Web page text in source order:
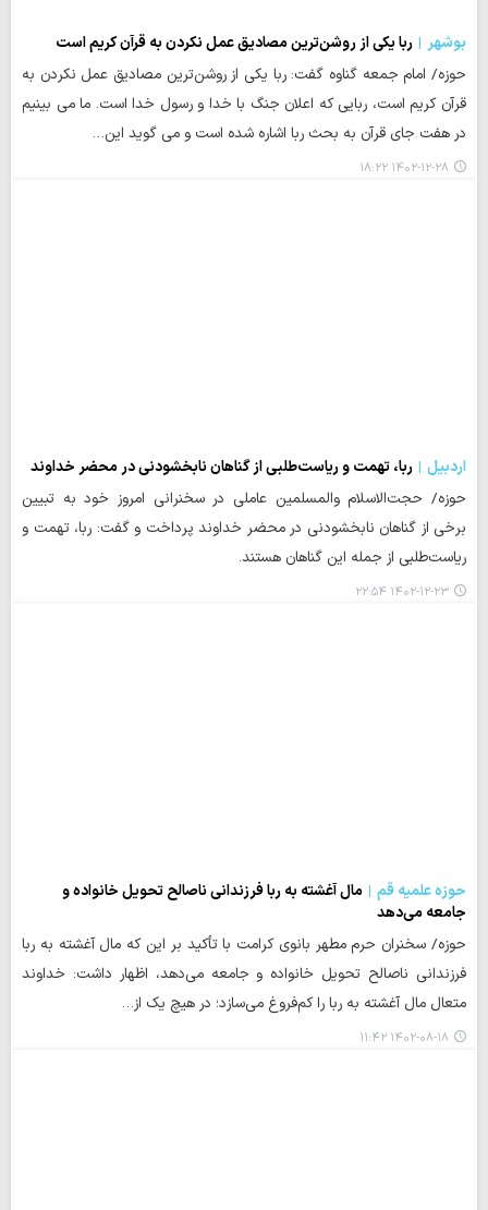
بوشهر
ربا یکی از روشن‌ترین مصادیق عمل نکردن به قرآن کریم است
حوزه/ امام‌ جمعه گناوه گفت: ربا یکی از روشن‌ترین مصادیق عمل نکردن به
قرآن کریم است، ربایی که اعلان جنگ با خدا و رسول خدا است. ما می بینیم
در هفت جای قرآن به بحث ربا اشاره شده است و می گوید این…
۱۴۰۲-۱۲-۲۸ ۱۸:۲۲
اردبیل
ربا، تهمت و ریاست‌طلبی از گناهان نابخشودنی در محضر خداوند
حوزه/ حجت‌الاسلام والمسلمین عاملی در سخنرانی امروز خود به تبیین
برخی از گناهان نابخشودنی در محضر خداوند پرداخت و گفت: ربا، تهمت و
ریاست‌طلبی از جمله این گناهان هستند.
۱۴۰۲-۱۲-۲۳ ۲۲:۵۴
حوزه علمیه قم
مال آغشته به ربا فرزندانی ناصالح تحویل خانواده و
جامعه می‌دهد
حوزه/ سخنران حرم مطهر بانوی کرامت با تأکید بر این که مال آغشته به ربا
فرزندانی ناصالح تحویل خانواده و جامعه می‌دهد، اظهار داشت: خداوند
متعال مال آغشته به ربا را کم‌فروغ می‌سازد؛ در هیچ یک از…
۱۴۰۲-۰۸-۱۸ ۱۱:۴۲